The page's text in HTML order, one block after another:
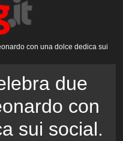
con una dolce dedica sui
due
con
sui social.